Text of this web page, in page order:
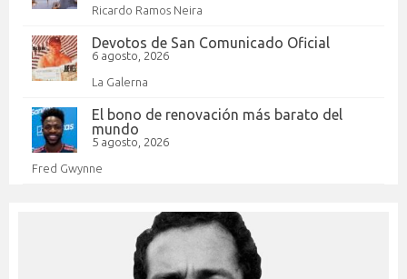
Ricardo Ramos Neira
Devotos de San Comunicado Oficial
6 agosto, 2026
La Galerna
El bono de renovación más barato del
mundo
5 agosto, 2026
Fred Gwynne